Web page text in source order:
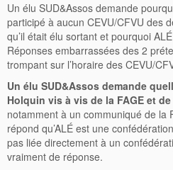
Un élu SUD&Assos demande
participé à aucun CEVU/CFVU des
qu’il était élu sortant et pourquoi
Réponses embarrassées des 2
trompant sur l’horaire des CEVU/
Un élu SUD&Assos demande
Holquin vis à vis de la FAGE et de
notamment à un communiqué de la
répond qu’ALÉ est une
pas liée directement à un
vraiment de réponse.